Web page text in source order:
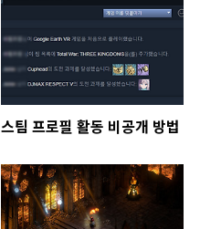
스팀 프로필 활동 비공개 방법